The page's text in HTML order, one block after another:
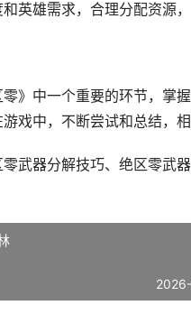
英雄需求，合理分配资源
》中一个重要的环节，掌
戏中，不断尝试和总结，
武器分解技巧、绝区零武